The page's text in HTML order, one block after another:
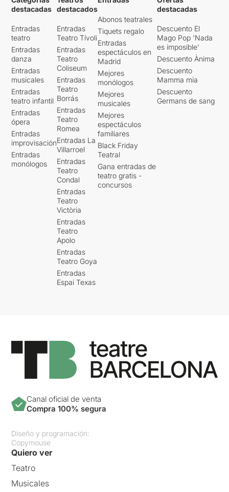
destacadas
Entradas
teatro
Entradas
danza
Entradas
musicales
Entradas
teatro infantil
Entradas
ópera
Entradas
improvisación
Entradas
monólogos
destacados
Entradas
Teatro Tívoli
Entradas
Teatro
Coliseum
Entradas
Teatro
Borrás
Entradas
Teatro
Romea
Entradas La
Villarroel
Entradas
Teatro
Condal
Entradas
Teatro
Victòria
Entradas
Teatro
Apolo
Entradas
Teatro Goya
Entradas
Espai Texas
Abonos teatrales
Tiquets regalo
Entradas
espectáculos en
Madrid
Mejores
monólogos
Mejores
musicales
Mejores
espectáculos
familiares
Black Friday
Teatral
Gana entradas de
teatro gratis -
concursos
destacadas
Descuento El
Mago Pop 'Nada
es imposible'
Descuento Ànima
Descuento
Mamma mia
Descuento
Germans de sang
Canal oficial de venta
Compra 100% segura
Diseño y programación:
Copymouse
Quiero ver
Teatro
Musicales